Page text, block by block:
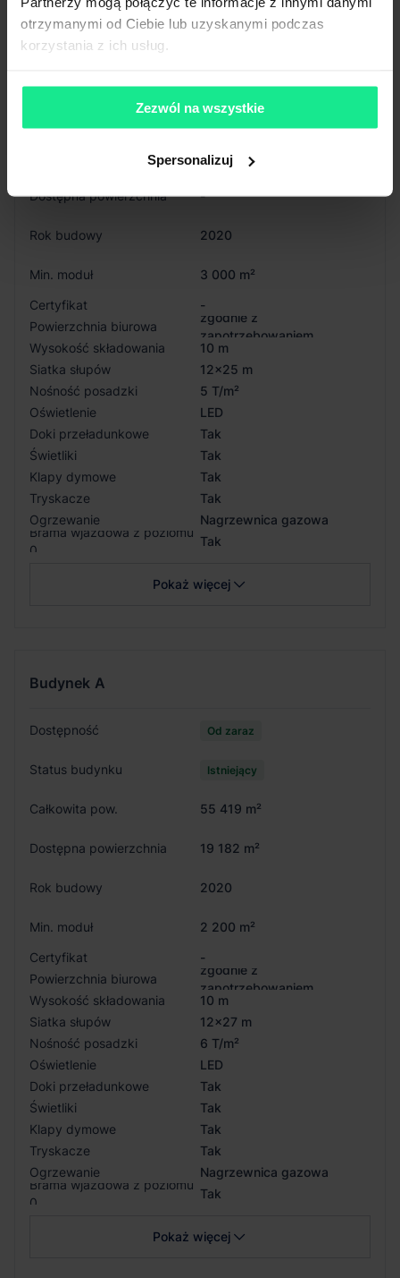
otrzymanymi od Ciebie lub uzyskanymi podczas
korzystania z ich usług.
Zezwól na wszystkie
Spersonalizuj
Budynek B
Istniejący
31 857 m²
Dostępna powierzchnia -
Rok budowy 2020
Min. moduł
3 000 m²
Certyfikat
-
Powierzchnia biurowa
zgodnie z
zapotrzebowaniem
Wysokość składowania
10 m
Siatka słupów
12x25 m
Nośność posadzki
5 T/m²
Oświetlenie
LED
Doki przeładunkowe
Tak
Świetliki
Tak
Klapy dymowe
Tak
Tryskacze
Tak
Ogrzewanie
Nagrzewnica gazowa
Brama wjazdowa z poziomu
0
Tak
Pokaż więcej
Budynek A
Dostępność Od zaraz
Status budynku Istniejący
Całkowita pow. 55 419 m²
Dostępna powierzchnia 19 182 m²
Rok budowy 2020
Min. moduł
2 200 m²
Certyfikat
-
Powierzchnia biurowa
zgodnie z
zapotrzebowaniem
Wysokość składowania
10 m
Siatka słupów
12x27 m
Nośność posadzki
6 T/m²
Oświetlenie
LED
Doki przeładunkowe
Tak
Świetliki
Tak
Klapy dymowe
Tak
Tryskacze
Tak
Ogrzewanie
Nagrzewnica gazowa
Brama wjazdowa z poziomu
0
Tak
Pokaż więcej